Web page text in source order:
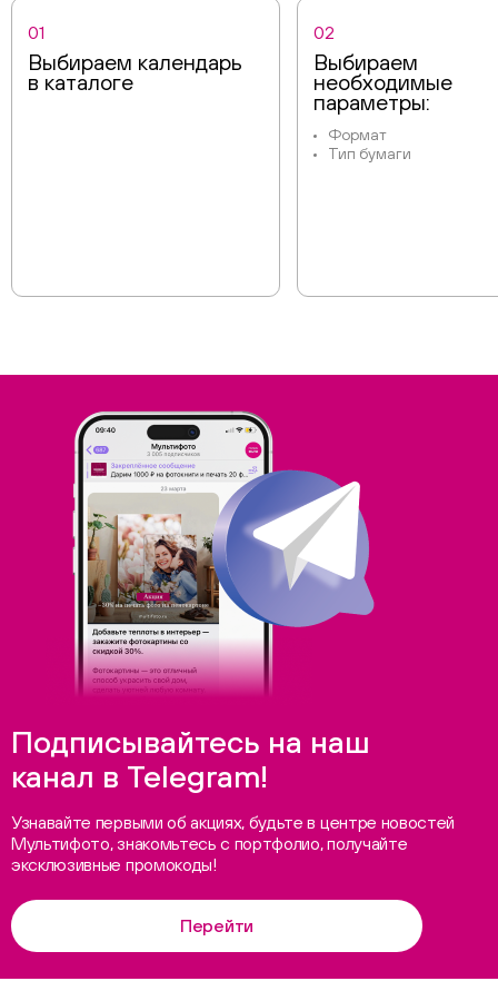
01
Выбираем календарь
в каталоге
02
Выбираем
необходимые
параметры:
Формат
Тип бумаги
Подписывайтесь на наш
канал в Telegram!
Узнавайте первыми об акциях, будьте в центре новостей
Мультифото, знакомьтесь с портфолио, получайте
эксклюзивные промокоды!
Перейти